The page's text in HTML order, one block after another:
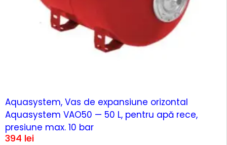
Aquasystem, Vas de expansiune orizontal
Aquasystem VAO50 — 50 L, pentru apă rece,
presiune max. 10 bar
394 lei